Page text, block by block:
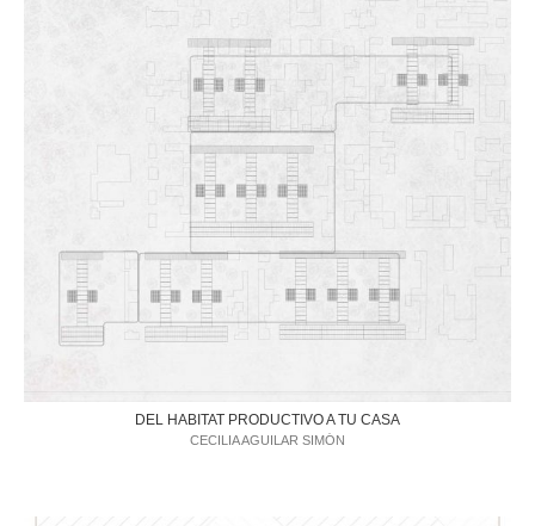
DEL HABITAT PRODUCTIVO A TU CASA
CECILIA AGUILAR SIMÓN